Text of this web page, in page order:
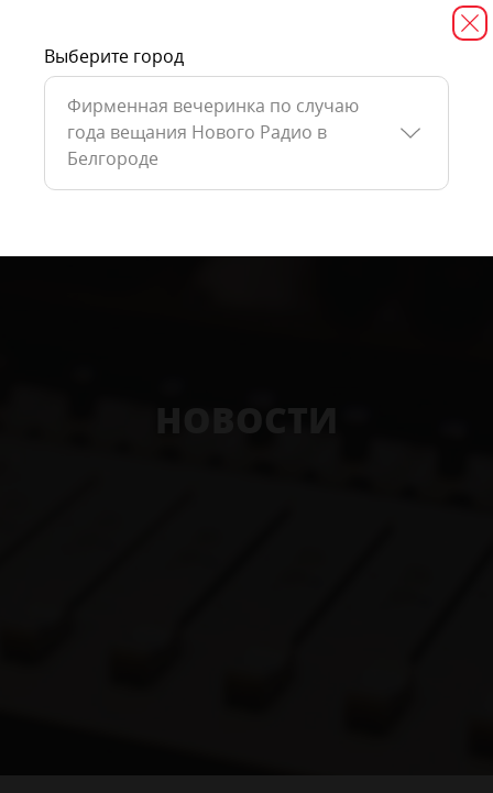
Выберите город
Фирменная вечеринка по случаю
года вещания Нового Радио в
Белгороде